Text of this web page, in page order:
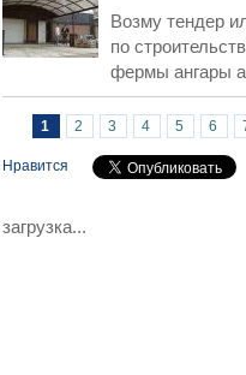
Возму тендер
по
фермы ангары
Страницы
1 2 3 4 5 6
Нравится
загрузка...